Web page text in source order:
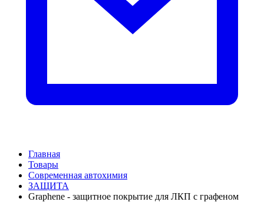
Главная
Товары
Современная автохимия
ЗАЩИТА
Graphene - защитное покрытие для ЛКП с графеном